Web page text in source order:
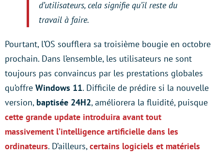
d’utilisateurs, cela signifie qu’il reste du
travail à faire.
Pourtant, l’OS soufflera sa troisième bougie en octobre
prochain. Dans l’ensemble, les utilisateurs ne sont
toujours pas convaincus par les prestations globales
qu’offre Windows 11. Difficile de prédire si la nouvelle
version, baptisée 24H2, améliorera la fluidité, puisque
cette grande update introduira avant tout
massivement l’intelligence artificielle dans les
ordinateurs. D’ailleurs,certains logiciels et matériels